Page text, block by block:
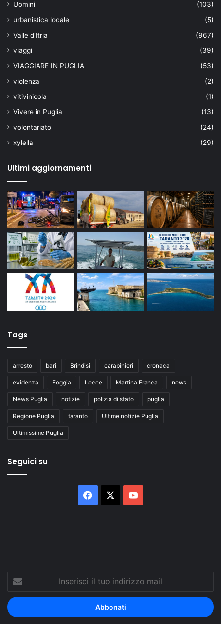
Uomini
(103)
urbanistica locale
(5)
Valle d'Itria
(967)
viaggi
(39)
VIAGGIARE IN PUGLIA
(53)
violenza
(2)
vitivinicola
(1)
Vivere in Puglia
(13)
volontariato
(24)
xylella
(29)
Ultimi aggiornamenti
Tags
arresto bari Brindisi carabinieri cronaca
evidenza Foggia Lecce Martina Franca news
News Puglia notizie polizia di stato puglia
Regione Puglia taranto Ultime notizie Puglia
Ultimissime Puglia
Seguici su
Facebook
tuo
indirizzo
mail